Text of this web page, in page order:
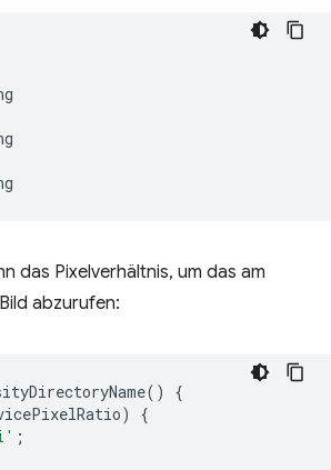
das Pixelverhältnis, um das am
abzurufen:
()
{
)
{
;